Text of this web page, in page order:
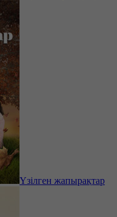
Үзілген жапырақтар